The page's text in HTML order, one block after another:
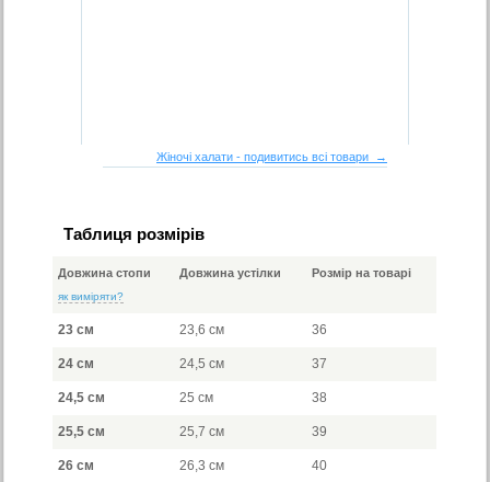
Жіночі халати - подивитись всі товари →
Таблиця розмірів
Довжина стопи
як виміряти?
Довжина устілки Розмір на товарі
23 см 23,6 см 36
24 см 24,5 см 37
24,5 см 25 см 38
25,5 см 25,7 см 39
26 см 26,3 см
40